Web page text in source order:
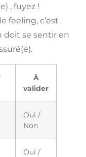
, fuyez !
feeling, c’est
doit se sentir en
À
valider
Oui /
Non
Oui /